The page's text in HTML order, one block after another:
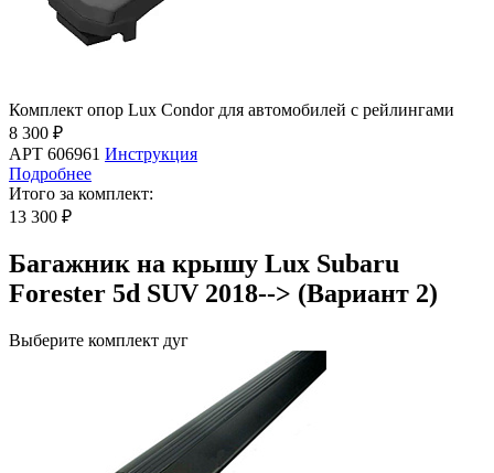
Комплект опор Lux Condor для автомобилей с рейлингами
8 300 ₽
АРТ 606961 Инструкция
Подробнее
Итого за комплект:
13 300 ₽
Багажник на крышу Lux Subaru
Forester 5d SUV 2018--> (Вариант 2)
Выберите комплект дуг